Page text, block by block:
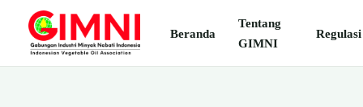
Beranda
Tentang
GIMNI
Regulasi